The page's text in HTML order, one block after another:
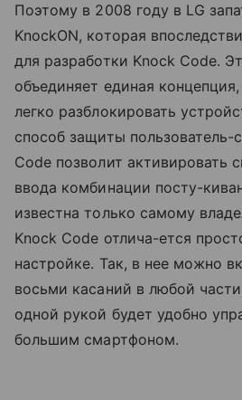
Поэтому в 2008 году в LG
KnockON, которая
для разработки Knock Code.
объединяет единая
легко разблокировать
способ защиты пользователь-
Code позволит активировать
ввода комбинации посту-
известна только самому
Knock Code отлича-ется
настройке. Так, в нее можно
восьми касаний в любой
одной рукой будет удобно
большим смартфоном.